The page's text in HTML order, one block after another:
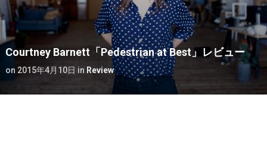
Courtney Barnett「Pedestrian at Best」レビュー
on 2015年4月10日 in Review